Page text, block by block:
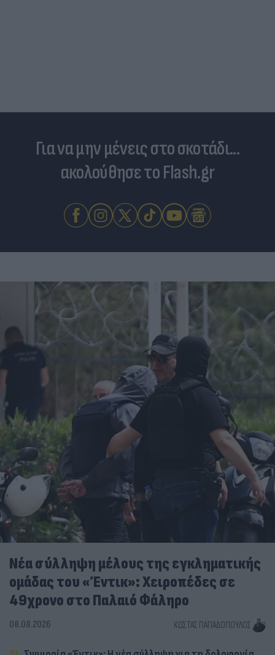
Για να μην μένεις στο σκοτάδι...
ακολούθησε το Flash.gr
Νέα σύλληψη μέλους της εγκληματικής
ομάδας του «Έντικ»: Χειροπέδες σε
49χρονο στο Παλαιό Φάληρο
08.08.2026 ΚΏΣΤΑΣ ΠΑΠΑΔΌΠΟΥΛΟΣ